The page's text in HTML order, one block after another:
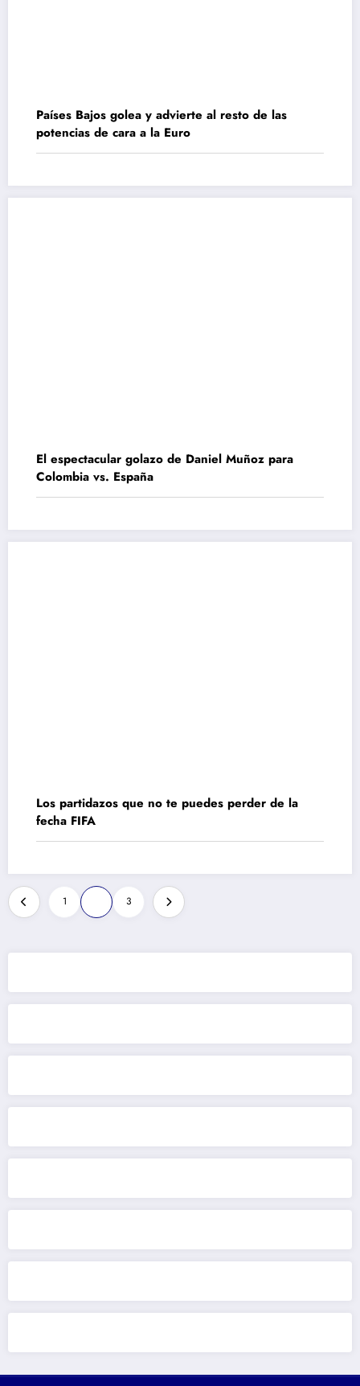
Países Bajos golea y advierte al resto de las
potencias de cara a la Euro
El espectacular golazo de Daniel Muñoz para
Colombia vs. España
Los partidazos que no te puedes perder de la
fecha FIFA
Paginación
de
entradas
1 3